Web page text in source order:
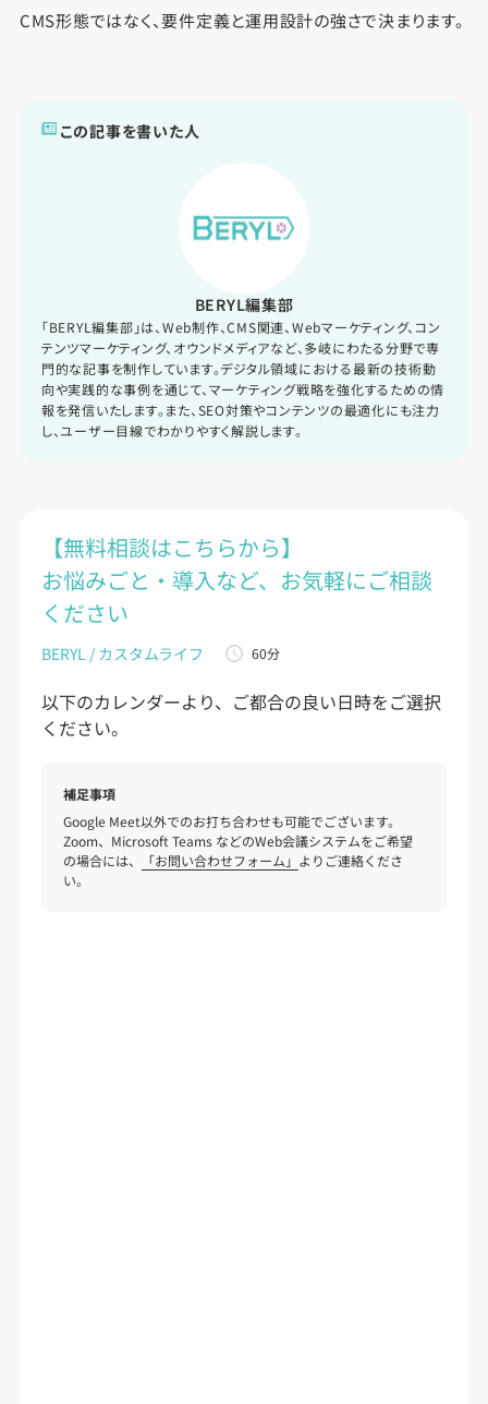
CMS形態ではなく、要件定義と運用設計の強さで決まります。
この記事を書いた人
BERYL編集部
「BERYL編集部」は、Web制作、CMS関連、Webマーケティング、コン
テンツマーケティング、オウンドメディアなど、多岐にわたる分野で専
門的な記事を制作しています。デジタル領域における最新の技術動
向や実践的な事例を通じて、マーケティング戦略を強化するための情
報を発信いたします。また、SEO対策やコンテンツの最適化にも注力
し、ユーザー目線でわかりやすく解説します。
【無料相談はこちらから】
お悩みごと・導入など、お気軽にご相談
ください
BERYL / カスタムライフ 60分
以下のカレンダーより、ご都合の良い日時をご選択
ください。
補足事項
Google Meet以外でのお打ち合わせも可能でございます。
Zoom、Microsoft Teams などのWeb会議システムをご希望
の場合には、
「お問い合わせフォーム」 よりご連絡くださ
い。